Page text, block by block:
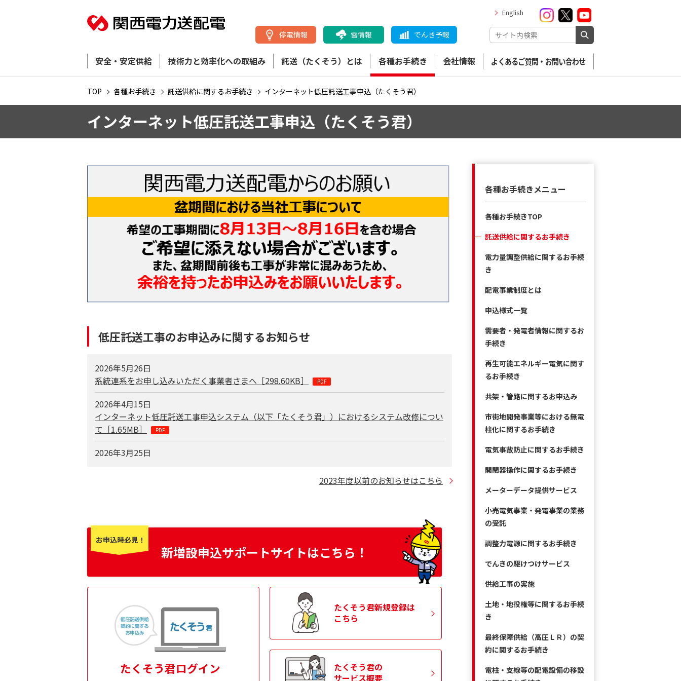
English
停電情報 雷情報 でんき予報
安全・安定供給 技術力と効率化への取組み 託送（たくそう）とは 各種お手続き 会社情報 よくあるご質問・お問い合わせ
TOP 各種お手続き 託送供給に関するお手続き インターネット低圧託送工事申込（たくそう君）
インターネット低圧託送工事申込（たくそう君）
低圧託送工事のお申込みに関するお知らせ
2026年5月26日
系統連系をお申し込みいただく事業者さまへ［298.60KB］
2026年4月15日
インターネット低圧託送工事申込システム（以下「たくそう君」）におけるシステム改修につい
て［1.65MB］
2026年3月25日
2025年11月6日
インターネット低圧託送工事申込（たくそう君）のお知らせ情報『メール通知』に関するお知ら
せ［
381.95KB］
低圧新増設申込時における正確な用途情報入力のお願いについて［467.84KB］
2025年8月29日
年内送電および系統連系工事に関するお知らせ（２０２５年）［
1.19MB
2025年5月30日
低圧架空引込線・低圧計量器の取付位置変更申込に係る工事費についてのお知らせ［
2023年度以前のお知らせはこちら
お申込時必見！
新増設申込サポートサイトはこちら！
たくそう君ログイン
たくそう君新規登録は
こちら
たくそう君の
サービス概要
各種お手続きメニュー
各種お手続きTOP
託送供給に関するお手続き
電力量調整供給に関するお手続
き
配電事業制度とは
申込様式一覧
需要者・発電者情報に関するお
手続き
再生可能エネルギー電気に関す
るお手続き
共架・管路に関するお申込み
市街地開発事業等における無電
柱化に関するお手続き
電気事故防止に関するお手続き
開閉器操作に関するお手続き
メーターデータ提供サービス
小売電気事業・発電事業の業務
の受託
調整力電源に関するお手続き
でんきの駆けつけサービス
供給工事の実施
土地・地役権等に関するお手続
き
最終保障供給（高圧ＬＲ）の契
約に関するお手続き
電柱・支線等の配電設備の移設